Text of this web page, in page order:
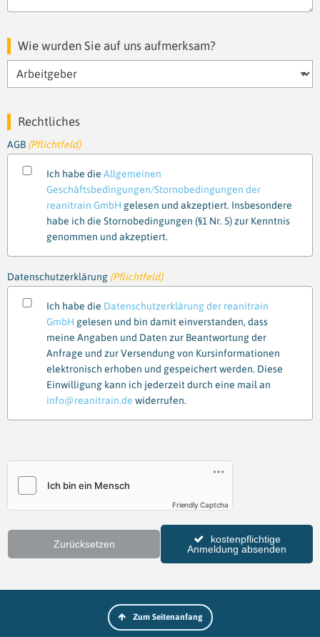
Wie wurden Sie auf uns aufmerksam?
Rechtliches
AGB (Pflichtfeld)
Ich habe die Allgemeinen
Geschäftsbedingungen/Stornobedingungen der
reanitrain GmbH gelesen und akzeptiert. Insbesondere
habe ich die Stornobedingungen (§1 Nr. 5) zur Kenntnis
genommen und akzeptiert.
Datenschutzerklärung (Pflichtfeld)
Ich habe die Datenschutzerklärung der reanitrain
GmbH gelesen und bin damit einverstanden, dass
meine Angaben und Daten zur Beantwortung der
Anfrage und zur Versendung von Kursinformationen
elektronisch erhoben und gespeichert werden. Diese
Einwilligung kann ich jederzeit durch eine mail an
info@reanitrain.de widerrufen.
Friendly Captcha
Zurücksetzen
kostenpflichtige
Anmeldung absenden
Zum Seitenanfang